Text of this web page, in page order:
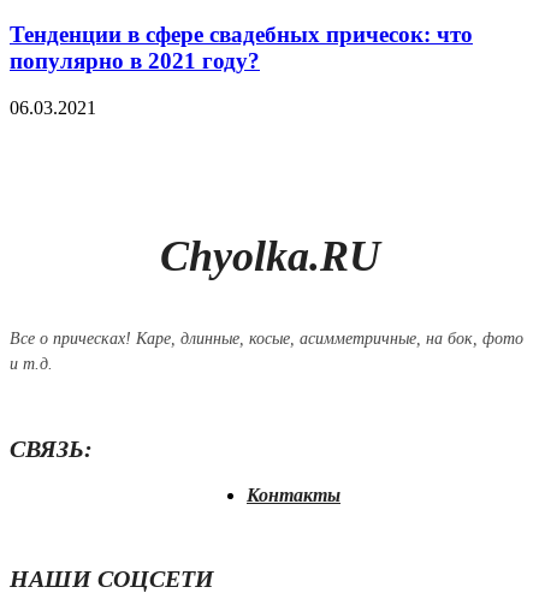
Тенденции в сфере свадебных причесок: что
популярно в 2021 году?
06.03.2021
Chyolka.RU
Все о прическах! Каре, длинные, косые, асимметричные, на бок, фото
и т.д.
СВЯЗЬ:
Контакты
НАШИ СОЦСЕТИ